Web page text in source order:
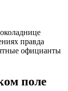
правда
официанты
поле